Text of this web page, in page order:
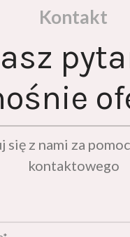
Kontakt
się z nami za
kontaktowego